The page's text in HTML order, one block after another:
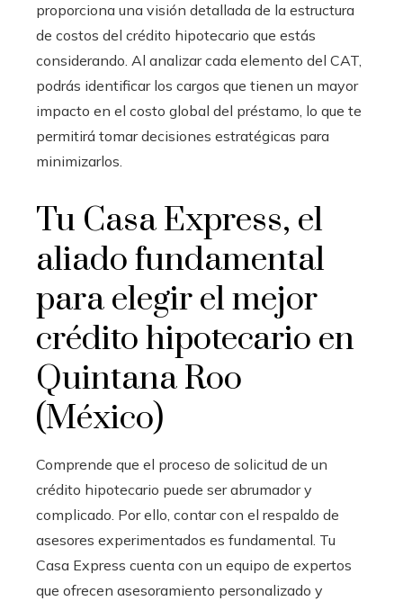
proporciona una visión detallada de la estructura
de costos del crédito hipotecario que estás
considerando. Al analizar cada elemento del CAT,
podrás identificar los cargos que tienen un mayor
impacto en el costo global del préstamo, lo que te
permitirá tomar decisiones estratégicas para
minimizarlos.
Tu Casa Express, el
aliado fundamental
para elegir el mejor
crédito hipotecario en
Quintana Roo
(México)
Comprende que el proceso de solicitud de un
crédito hipotecario puede ser abrumador y
complicado. Por ello, contar con el respaldo de
asesores experimentados es fundamental. Tu
Casa Express cuenta con un equipo de expertos
que ofrecen asesoramiento personalizado y